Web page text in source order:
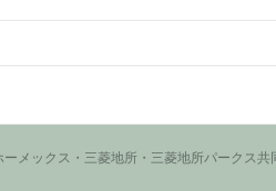
メックス・三菱地所・三菱地所パークス共